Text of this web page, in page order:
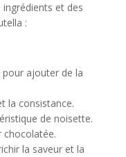
et des
:
ajouter de la
la consistance.
de noisette.
chocolatée.
la saveur et la